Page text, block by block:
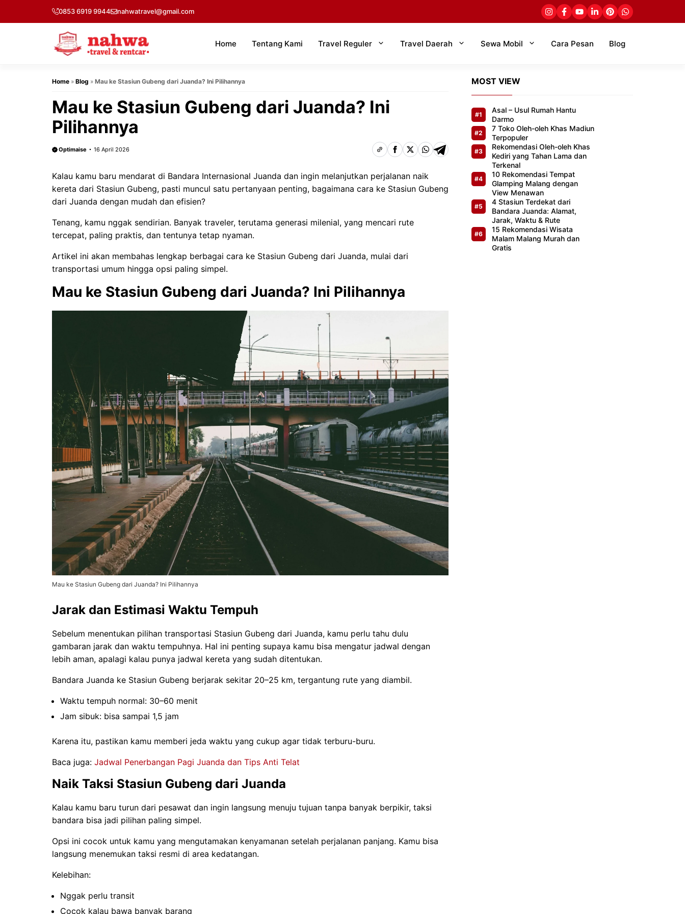
0853 6919 9944 nahwatravel@gmail.com
Home Tentang Kami Travel Reguler Travel Daerah Sewa Mobil Cara Pesan Blog
Home » Blog » Mau ke Stasiun Gubeng dari Juanda? Ini Pilihannya
Mau ke Stasiun Gubeng dari Juanda? Ini
Pilihannya
Optimaise 16 April 2026
Kalau kamu baru mendarat di Bandara Internasional Juanda dan ingin melanjutkan perjalanan naik
kereta dari Stasiun Gubeng, pasti muncul satu pertanyaan penting, bagaimana cara ke Stasiun Gubeng
dari Juanda dengan mudah dan efisien?
Tenang, kamu nggak sendirian. Banyak traveler, terutama generasi milenial, yang mencari rute
tercepat, paling praktis, dan tentunya tetap nyaman.
Artikel ini akan membahas lengkap berbagai cara ke Stasiun Gubeng dari Juanda, mulai dari
transportasi umum hingga opsi paling simpel.
Mau ke Stasiun Gubeng dari Juanda? Ini Pilihannya
Mau ke Stasiun Gubeng dari Juanda? Ini Pilihannya
Jarak dan Estimasi Waktu Tempuh
Sebelum menentukan pilihan transportasi Stasiun Gubeng dari Juanda, kamu perlu tahu dulu
gambaran jarak dan waktu tempuhnya. Hal ini penting supaya kamu bisa mengatur jadwal dengan
lebih aman, apalagi kalau punya jadwal kereta yang sudah ditentukan.
Bandara Juanda ke Stasiun Gubeng berjarak sekitar 20–25 km, tergantung rute yang diambil.
Waktu tempuh normal: 30–60 menit
Jam sibuk: bisa sampai 1,5 jam
Karena itu, pastikan kamu memberi jeda waktu yang cukup agar tidak terburu-buru.
Baca juga: Jadwal Penerbangan Pagi Juanda dan Tips Anti Telat
Naik Taksi Stasiun Gubeng dari Juanda
Kalau kamu baru turun dari pesawat dan ingin langsung menuju tujuan tanpa banyak berpikir, taksi
bandara bisa jadi pilihan paling simpel.
Opsi ini cocok untuk kamu yang mengutamakan kenyamanan setelah perjalanan panjang. Kamu bisa
langsung menemukan taksi resmi di area kedatangan.
Kelebihan:
Nggak perlu transit
Cocok kalau bawa banyak barang
MOST VIEW
Asal – Usul Rumah Hantu
Darmo
7 Toko Oleh-oleh Khas Madiun
Terpopuler
Rekomendasi Oleh-oleh Khas
Kediri yang Tahan Lama dan
Terkenal
10 Rekomendasi Tempat
Glamping Malang dengan
View Menawan
4 Stasiun Terdekat dari
Bandara Juanda: Alamat,
Jarak, Waktu & Rute
15 Rekomendasi Wisata
Malam Malang Murah dan
Gratis